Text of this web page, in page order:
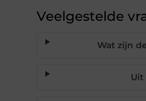
Veelgestelde
Wat zijn
Uit